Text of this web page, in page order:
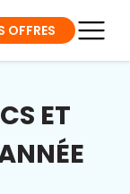
OFFRES
ET